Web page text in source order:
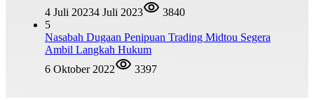
4 Juli 20234 Juli 2023
3840
5
Nasabah Dugaan Penipuan Trading Midtou Segera
Ambil Langkah Hukum
6 Oktober 2022
3397